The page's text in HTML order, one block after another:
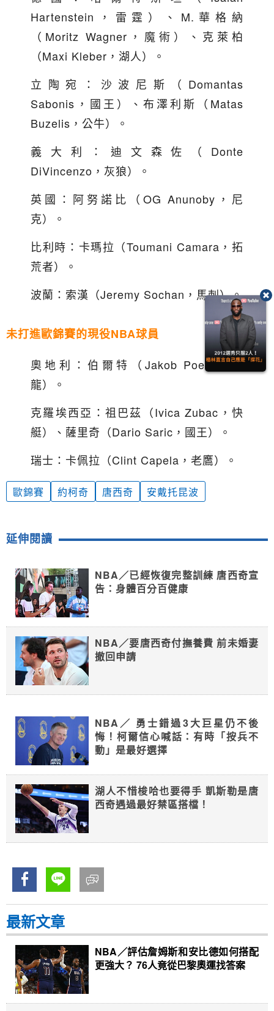
Hartenstein，雷霆）、M.華格納
（Moritz Wagner，魔術）、克萊柏
（Maxi Kleber，湖人）。
立陶宛：沙波尼斯（Domantas
Sabonis，國王）、布澤利斯（Matas
Buzelis，公牛）。
義大利：迪文森佐（Donte
DiVincenzo，灰狼）。
英國：阿努諾比（OG Anunoby，尼
克）。
比利時：卡瑪拉（Toumani Camara，拓
荒者）。
波蘭：索漢（Jeremy Sochan，馬刺）。
未打進歐錦賽的現役NBA球員
奧地利：伯爾特（Jakob Poeltl，暴
龍）。
克羅埃西亞：祖巴茲（Ivica Zubac，快
艇）、薩里奇（Dario Saric，國王）。
瑞士：卡佩拉（Clint Capela，老鷹）。
歐錦賽 約柯奇 唐西奇 安戴托昆波
延伸閱讀
NBA／已經恢復完整訓練 唐西奇宣
告：身體百分百健康
NBA／要唐西奇付撫養費 前未婚妻
撤回申請
NBA／ 勇士錯過3大巨星仍不後
悔！柯爾信心喊話：有時「按兵不
動」是最好選擇
湖人不惜梭哈也要得手 凱斯勒是唐
西奇遇過最好禁區搭檔！
最新文章
NBA／評估詹姆斯和安比德如何搭配
更強大？ 76人竟從巴黎奧運找答案